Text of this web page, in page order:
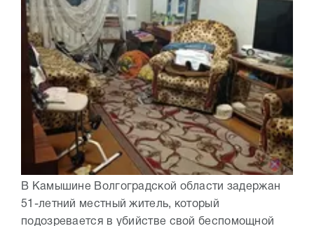
В Камышине Волгоградской области задержан
51-летний местный житель, который
подозревается в убийстве свой беспомощной